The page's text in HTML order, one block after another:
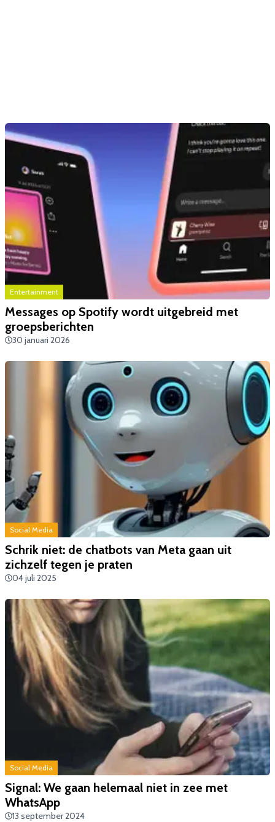
Entertainment
Messages op Spotify wordt uitgebreid met
groepsberichten
30 januari 2026
Social Media
Schrik niet: de chatbots van Meta gaan uit
zichzelf tegen je praten
04 juli 2025
Social Media
Signal: We gaan helemaal niet in zee met
WhatsApp
13 september 2024